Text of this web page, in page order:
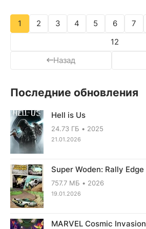
Назад
1 2 3 4 5 6 7
12
Последние обновления
Hell is Us
24.73 ГБ 2025
21.01.2026
Super Woden: Rally Edge
757.7 МБ 2026
19.01.2026
MARVEL Cosmic Invasion